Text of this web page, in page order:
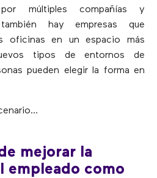
múltiples compañías y
hay empresas que
oficinas en un espacio más
tipos de entornos de
pueden elegir la forma en
mejorar la
empleado como